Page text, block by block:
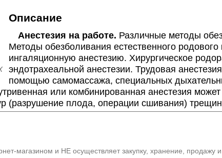
Запись
5500-
10000₽
+7(347..показать
на Союзной
Запись
5500-
9900₽
+7(843 ..показать
Ершова
; м. Суконная слобода
Запись
5500₽
+7(843
Хакима
8100₽
Описание
Анестезия на работе. Различные методы
Методы обезболивания естественного
ингаляционную анестезию. Хирургическое
эндотрахеальной анестезии. Трудовая
помощью самомассажа, специальных
или комбинированная анестезия
(разрушение плода, операции сшивания)
магазином и НЕ осуществляет закупку, хранение,